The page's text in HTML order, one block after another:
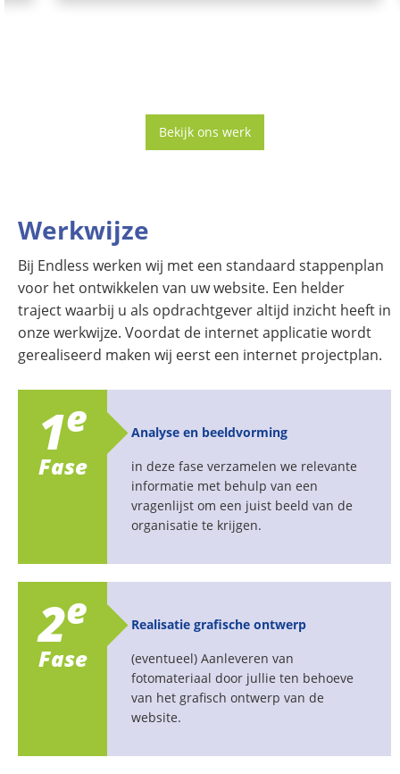
Bekijk ons werk
Werkwijze
Bij Endless werken wij met een standaard stappenplan
voor het ontwikkelen van uw website. Een helder
traject waarbij u als opdrachtgever altijd inzicht heeft in
onze werkwijze. Voordat de internet applicatie wordt
gerealiseerd maken wij eerst een internet projectplan.
1e
Fase
Analyse en beeldvorming
in deze fase verzamelen we relevante
informatie met behulp van een
vragenlijst om een juist beeld van de
organisatie te krijgen.
2e
Fase
Realisatie grafische ontwerp
(eventueel) Aanleveren van
fotomateriaal door jullie ten behoeve
van het grafisch ontwerp van de
website.